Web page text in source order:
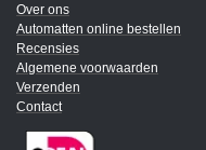
Over ons
Automatten online bestellen
Recensies
Algemene voorwaarden
Verzenden
Contact